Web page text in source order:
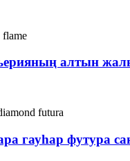
алтын
гауһар футура